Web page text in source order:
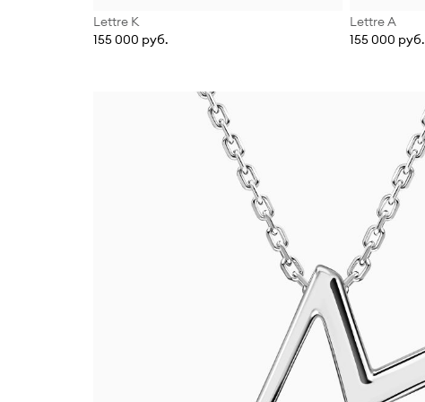
Lettre К
155 000 руб.
Lettre А
155 000 руб.